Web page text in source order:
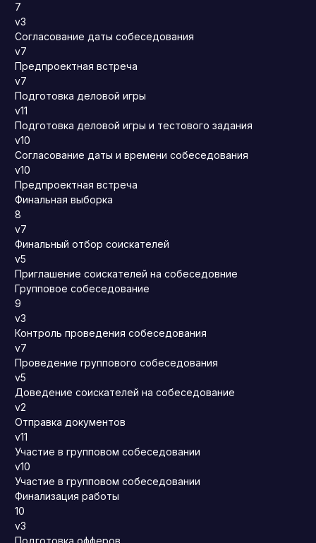
7
v3
Согласование даты собеседования
v7
Предпроектная встреча
v7
Подготовка деловой игры
v11
Подготовка деловой игры и тестового задания
v10
Согласование даты и времени собеседования
v10
Предпроектная встреча
Финальная выборка
8
v7
Финальный отбор соискателей
v5
Приглашение соискателей на собеседовние
Групповое собеседование
9
v3
Контроль проведения собеседования
v7
Проведение группового собеседования
v5
Доведение соискателей на собеседование
v2
Отправка документов
v11
Участие в групповом собеседовании
v10
Участие в групповом собеседовании
Финализация работы
10
v3
Подготовка офферов